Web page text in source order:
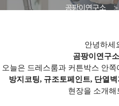
곰팡이연구소 >
안녕하세
곰팡이연구소
오늘은 드레스룸과 커튼박스 안
방지코팅, 규조토페인트, 단열
현장을 소개해